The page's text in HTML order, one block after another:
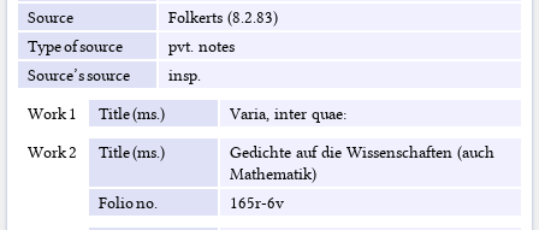
Source
Folkerts (8.2.83)
Type of source
pvt. notes
Source’s source
insp.
Work 1
Title (ms.)
Varia, inter quae:
Work 2
Title (ms.)
Gedichte auf die Wissenschaften (auch
Mathematik)
Folio no.
165r-6v